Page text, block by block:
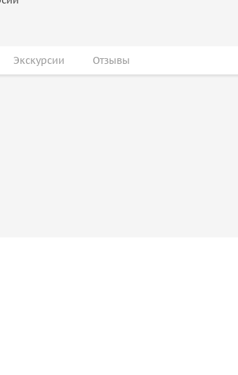
Экскурсии Отзывы